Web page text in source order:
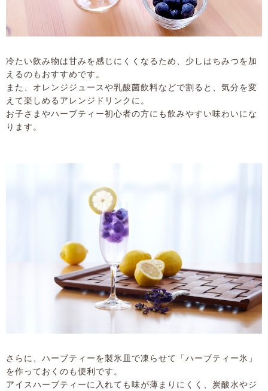
冷たい飲み物は甘みを感じにくくなるため、少しはちみつを加
えるのもおすすめです。
また、オレンジジュースや乳酸菌飲料などで割ると、気分を変
えて楽しめるアレンジドリンクに。
お子さまやハーブティー初心者の方にも飲みやすい味わいにな
ります。
さらに、ハーブティーを製氷皿で凍らせて「ハーブティー氷」
を作っておくのも便利です。
アイスハーブティーに入れても味が薄まりにくく、炭酸水やジ